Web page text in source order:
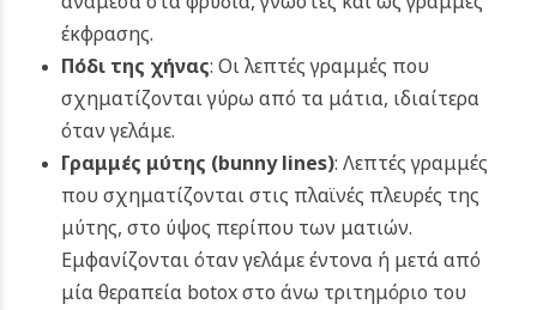
έκφρασης.
Πόδι της χήνας: Οι λεπτές γραμμές που
σχηματίζονται γύρω από τα μάτια, ιδιαίτερα
όταν γελάμε.
Γραμμές μύτης (bunny lines): Λεπτές γραμμές
που σχηματίζονται στις πλαϊνές πλευρές της
μύτης, στο ύψος περίπου των ματιών.
Εμφανίζονται όταν γελάμε έντονα ή μετά από
μία θεραπεία botox στο άνω τριτημόριο του